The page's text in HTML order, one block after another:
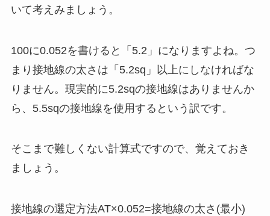
いて考えみましょう。
100に0.052を書けると「5.2」になりますよね。つ
まり接地線の太さは「5.2sq」以上にしなければな
りません。現実的に5.2sqの接地線はありませんか
ら、5.5sqの接地線を使用するという訳です。
そこまで難しくない計算式ですので、覚えておき
ましょう。
接地線の選定方法AT×0.052=接地線の太さ(最小)